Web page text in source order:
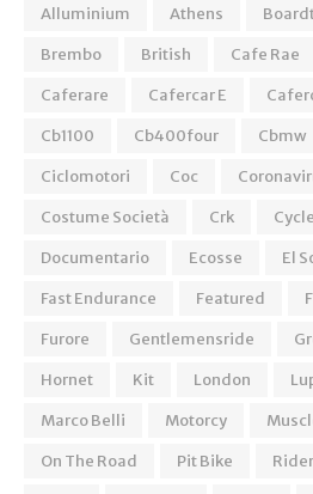
Alluminium
Athens
Brembo
British Cafe Rae
Caferare
Cafercar E
Cb1100
Cb400four Cbmw
Ciclomotori
Coc
Costume Società
Crk Cycle
Documentario
Ecosse El
Fast Endurance
Featured
Furore
Gentlemensride
Hornet
Kit London
Marco Belli
Motorcy
On The Road
Pit Bike